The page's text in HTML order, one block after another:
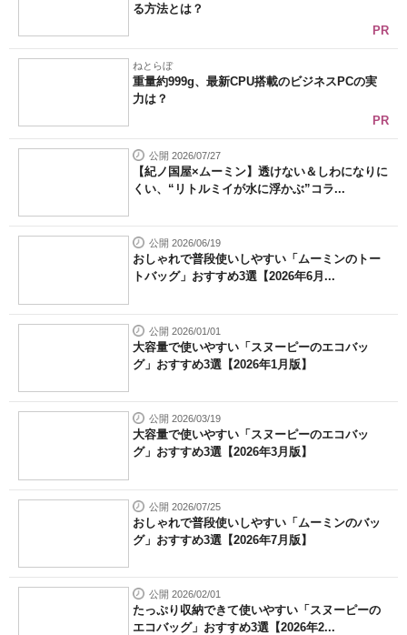
る方法とは？
PR
ねとらぼ
重量約999g、最新CPU搭載のビジネスPCの実
力は？
PR
公開 2026/07/27
【紀ノ国屋×ムーミン】透けない＆しわになりに
くい、“リトルミイが水に浮かぶ”コラ...
公開 2026/06/19
おしゃれで普段使いしやすい「ムーミンのトー
トバッグ」おすすめ3選【2026年6月...
公開 2026/01/01
大容量で使いやすい「スヌーピーのエコバッ
グ」おすすめ3選【2026年1月版】
公開 2026/03/19
大容量で使いやすい「スヌーピーのエコバッ
グ」おすすめ3選【2026年3月版】
公開 2026/07/25
おしゃれで普段使いしやすい「ムーミンのバッ
グ」おすすめ3選【2026年7月版】
公開 2026/02/01
たっぷり収納できて使いやすい「スヌーピーの
エコバッグ」おすすめ3選【2026年2...